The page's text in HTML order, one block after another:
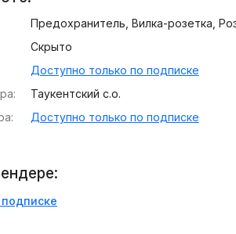
Предохранитель, Вилка-розетка,
Скрыто
Доступно только по подписке
Таукентский с.о.
Доступно только по подписке